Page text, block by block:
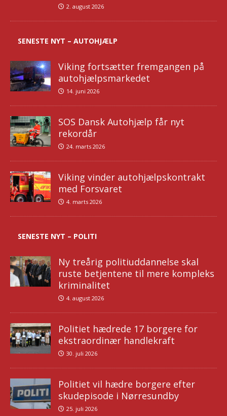
2. august 2026
SENESTE NYT – AUTOHJÆLP
Viking fortsætter fremgangen på
autohjælpsmarkedet
14. juni 2026
SOS Dansk Autohjælp får nyt
rekordår
24. marts 2026
Viking vinder autohjælpskontrakt
med Forsvaret
4. marts 2026
SENESTE NYT – POLITI
Ny treårig politiuddannelse skal
ruste betjentene til mere kompleks
kriminalitet
4. august 2026
Politiet hædrede 17 borgere for
ekstraordinær handlekraft
30. juli 2026
Politiet vil hædre borgere efter
skudepisode i Nørresundby
25. juli 2026